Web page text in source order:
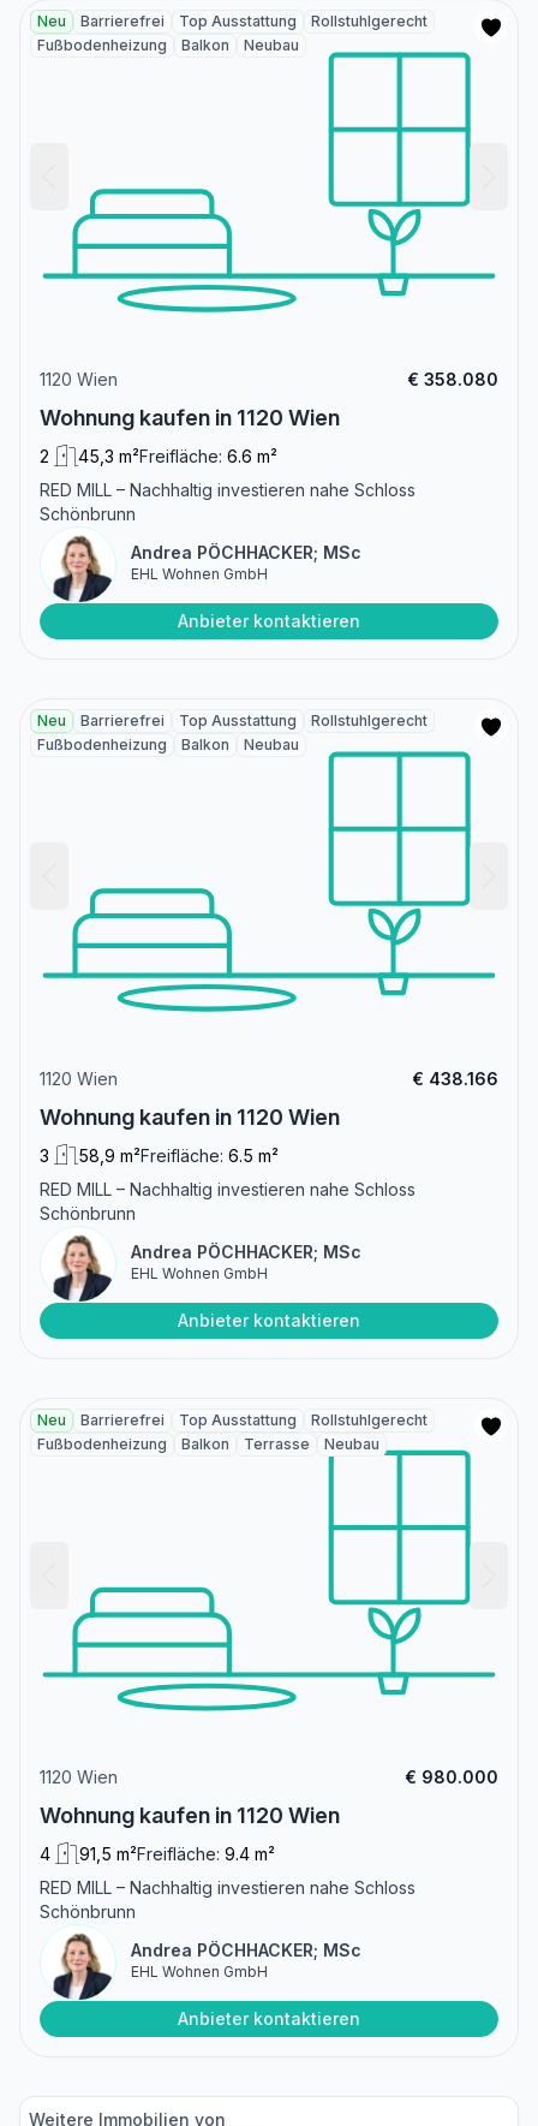
Neu Barrierefrei Top Ausstattung
Rollstuhlgerecht
Fußbodenheizung
Balkon Neubau
1120 Wien € 358.080
Wohnung kaufen in 1120 Wien
2 45,3 m²Freifläche: 6.6 m²
RED MILL – Nachhaltig investieren nahe Schloss
Schönbrunn
Andrea PÖCHHACKER; MSc
EHL Wohnen GmbH
Anbieter kontaktieren
Neu Barrierefrei Top Ausstattung
Rollstuhlgerecht
Fußbodenheizung
Balkon Neubau
1120 Wien € 438.166
Wohnung kaufen in 1120 Wien
3 58,9 m²Freifläche: 6.5 m²
RED MILL – Nachhaltig investieren nahe Schloss
Schönbrunn
Andrea PÖCHHACKER; MSc
EHL Wohnen GmbH
Anbieter kontaktieren
Neu Barrierefrei Top Ausstattung
Rollstuhlgerecht
Fußbodenheizung
Balkon Terrasse Neubau
1120 Wien € 980.000
Wohnung kaufen in 1120 Wien
4 91,5 m²Freifläche: 9.4 m²
RED MILL – Nachhaltig investieren nahe Schloss
Schönbrunn
Andrea PÖCHHACKER; MSc
EHL Wohnen GmbH
Anbieter kontaktieren
Weitere Immobilien von